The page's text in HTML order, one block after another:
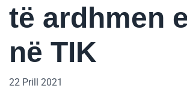
të ardhmen
në TIK
22 Prill 2021